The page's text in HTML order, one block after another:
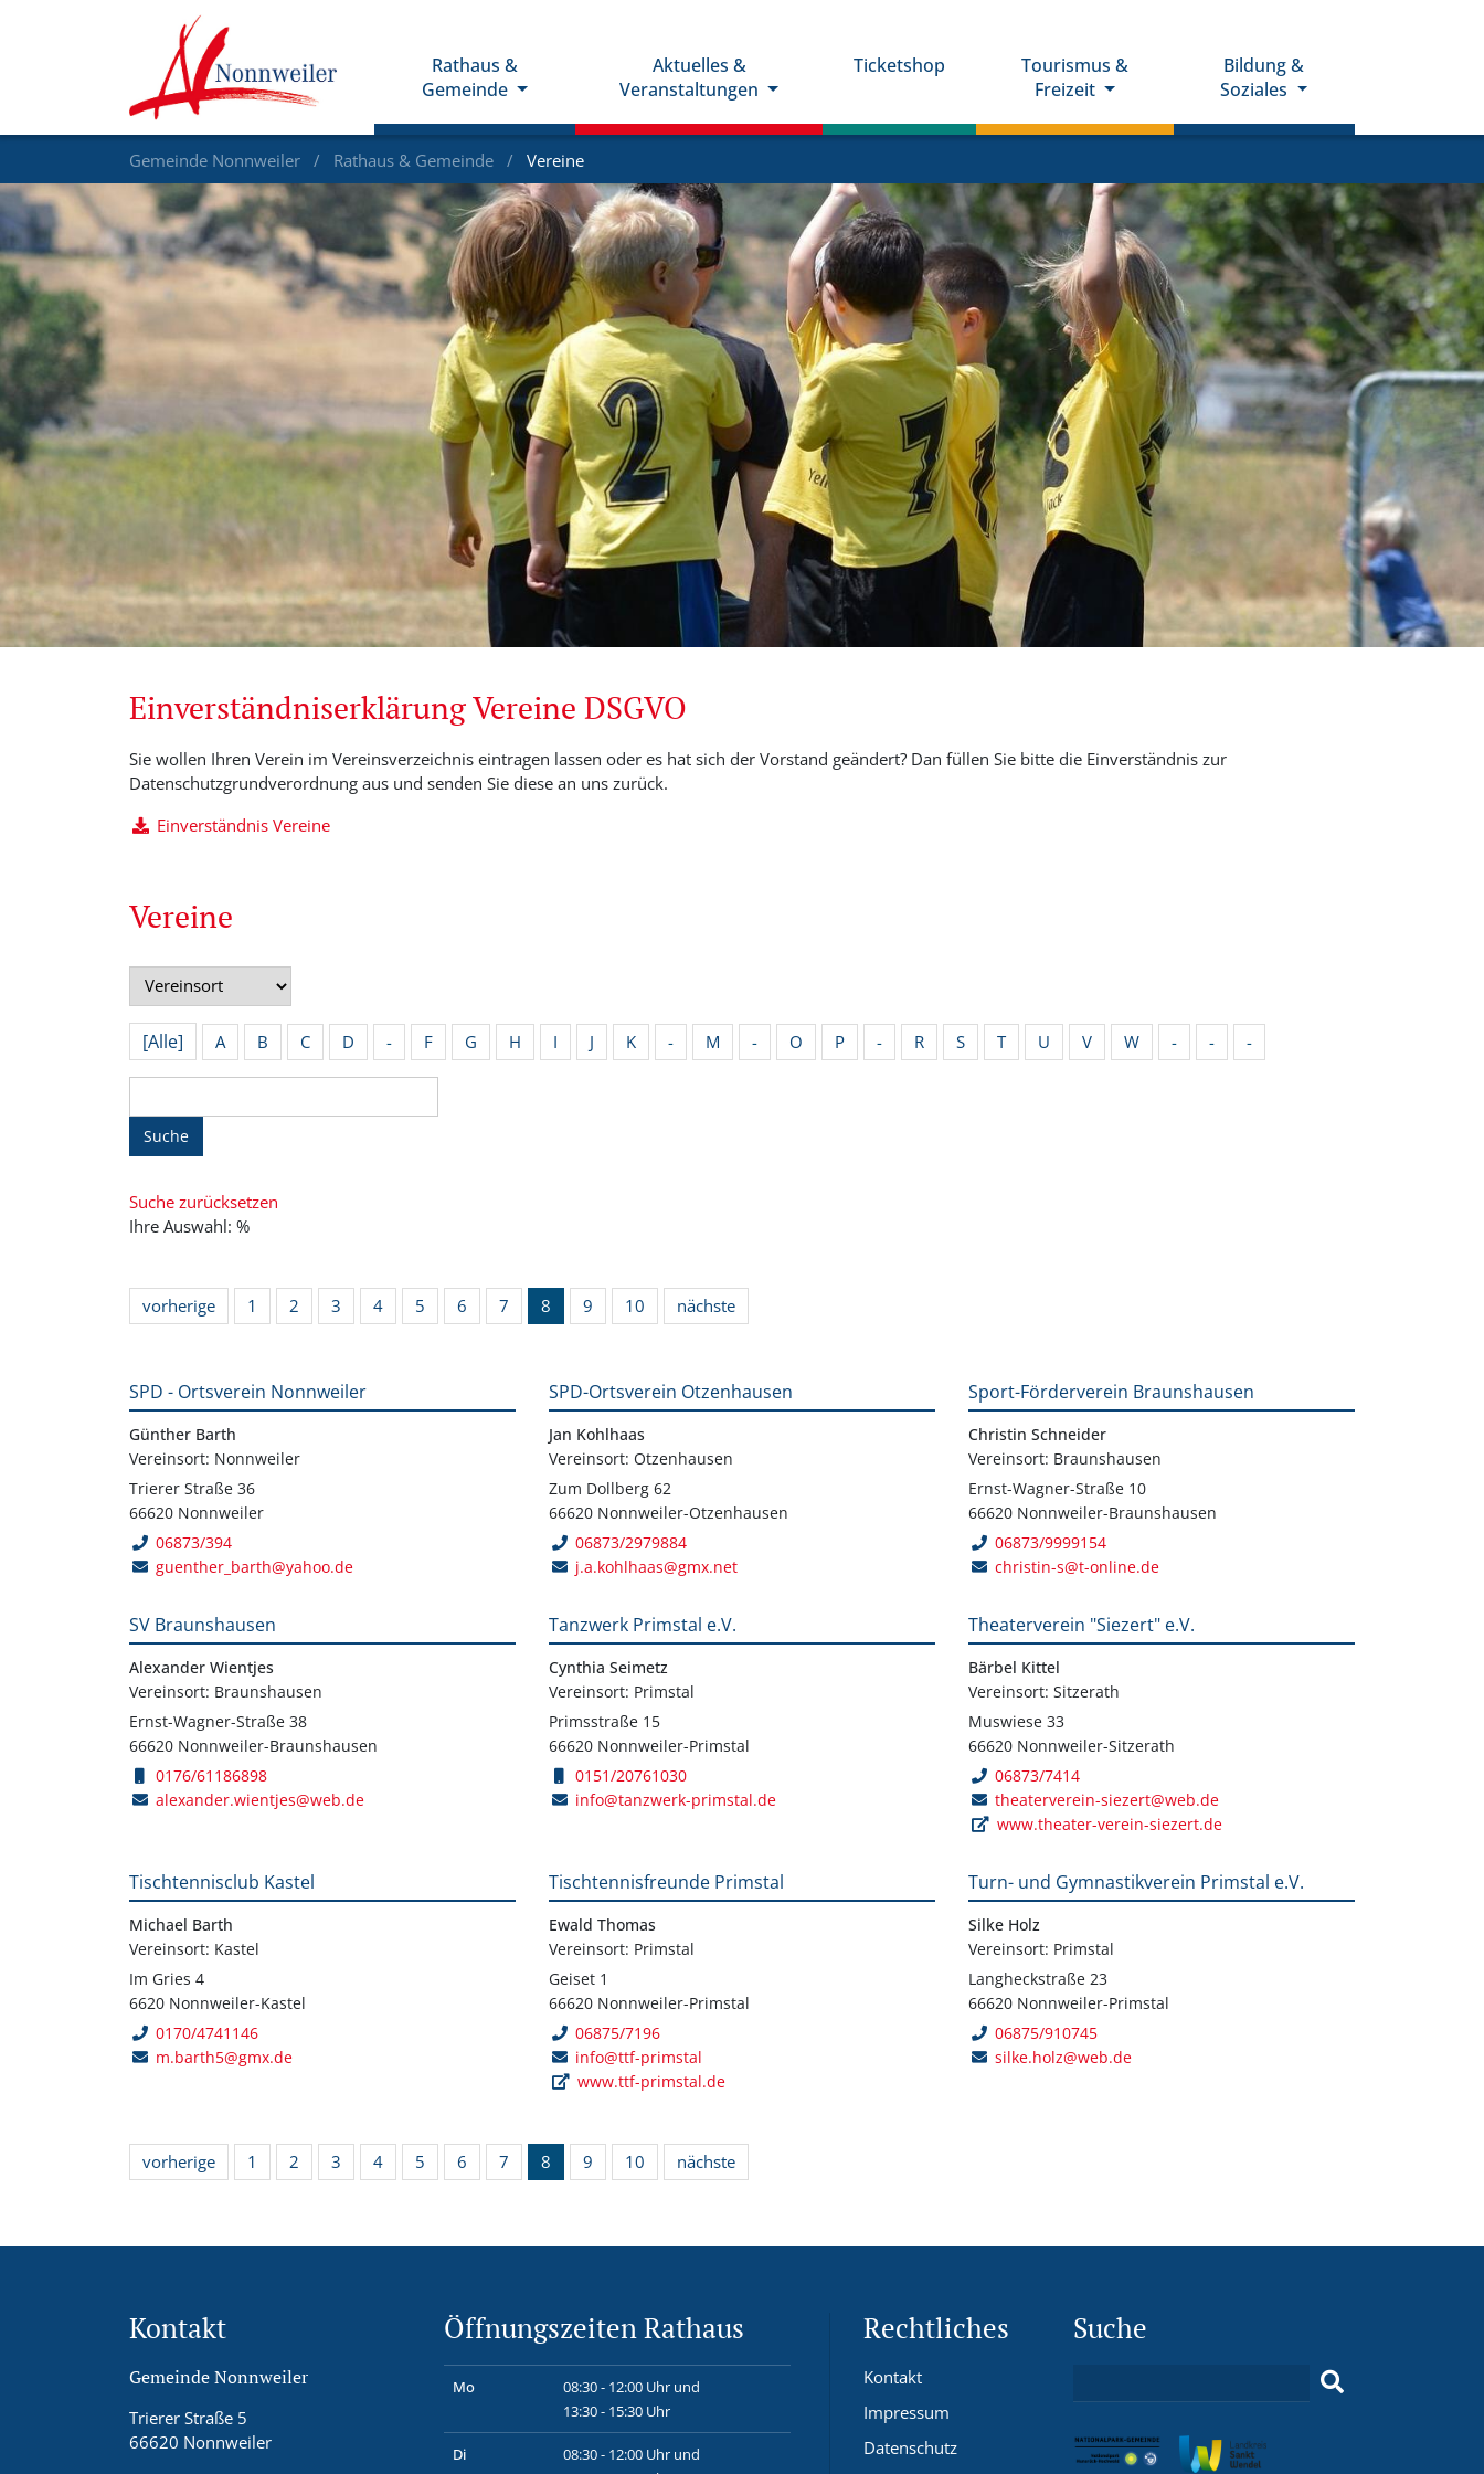
Rathaus &
Gemeinde
Aktuelles &
Veranstaltungen
Ticketshop
Tourismus &
Freizeit
Bildung &
Soziales
Gemeinde Nonnweiler Rathaus & Gemeinde Vereine
Einverständniserklärung Vereine DSGVO
Sie wollen Ihren Verein im Vereinsverzeichnis eintragen lassen oder es hat sich der Vorstand geändert? Dan füllen Sie bitte die Einverständnis zur
Datenschutzgrundverordnung aus und senden Sie diese an uns zurück.
Einverständnis Vereine
Vereine
[Alle] A B C D - F G H I J K - M - O P - R S T U V W - - -
Suche
Suche zurücksetzen
Ihre Auswahl: %
vorherige 1 2 3 4 5 6 7 8 9 10 nächste
SPD - Ortsverein Nonnweiler
Günther Barth
Vereinsort: Nonnweiler
Trierer Straße 36
66620 Nonnweiler
06873/394
guenther_barth@yahoo.de
SPD-Ortsverein Otzenhausen
Jan Kohlhaas
Vereinsort: Otzenhausen
Zum Dollberg 62
66620 Nonnweiler-Otzenhausen
06873/2979884
j.a.kohlhaas@gmx.net
Sport-Förderverein Braunshausen
Christin Schneider
Vereinsort: Braunshausen
Ernst-Wagner-Straße 10
66620 Nonnweiler-Braunshausen
06873/9999154
christin-s@t-online.de
SV Braunshausen
Alexander Wientjes
Vereinsort: Braunshausen
Ernst-Wagner-Straße 38
66620 Nonnweiler-Braunshausen
0176/61186898
alexander.wientjes@web.de
Tanzwerk Primstal e.V.
Cynthia Seimetz
Vereinsort: Primstal
Primsstraße 15
66620 Nonnweiler-Primstal
0151/20761030
info@tanzwerk-primstal.de
Theaterverein "Siezert" e.V.
Bärbel Kittel
Vereinsort: Sitzerath
Muswiese 33
66620 Nonnweiler-Sitzerath
06873/7414
theaterverein-siezert@web.de
www.theater-verein-siezert.de
Tischtennisclub Kastel
Michael Barth
Vereinsort: Kastel
Im Gries 4
6620 Nonnweiler-Kastel
0170/4741146
m.barth5@gmx.de
Tischtennisfreunde Primstal
Ewald Thomas
Vereinsort: Primstal
Geiset 1
66620 Nonnweiler-Primstal
06875/7196
info@ttf-primstal
www.ttf-primstal.de
Turn- und Gymnastikverein Primstal e.V.
Silke Holz
Vereinsort: Primstal
Langheckstraße 23
66620 Nonnweiler-Primstal
06875/910745
silke.holz@web.de
vorherige 1 2 3 4 5 6 7 8 9 10 nächste
Kontakt
Gemeinde Nonnweiler
Trierer Straße 5
66620 Nonnweiler
Öffnungszeiten Rathaus
Mo
08:30 - 12:00 Uhr und
13:30 - 15:30 Uhr
Di
08:30 - 12:00 Uhr und
Rechtliches
Kontakt
Impressum
Datenschutz
Suche